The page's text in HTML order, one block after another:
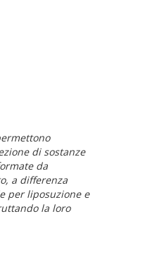
di sostanze
da
a differenza
per liposuzione e
la loro